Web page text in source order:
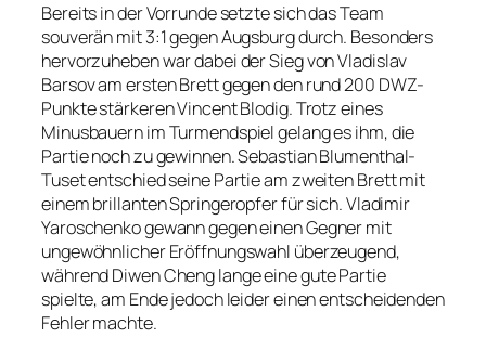
Bereits in der Vorrunde setzte sich das Team
souverän mit 3:1 gegen Augsburg durch. Besonders
hervorzuheben war dabei der Sieg von Vladislav
Barsov am ersten Brett gegen den rund 200 DWZ-
Punkte stärkeren Vincent Blodig. Trotz eines
Minusbauern im Turmendspiel gelang es ihm, die
Partie noch zu gewinnen. Sebastian Blumenthal-
Tuset entschied seine Partie am zweiten Brett mit
einem brillanten Springeropfer für sich. Vladimir
Yaroschenko gewann gegen einen Gegner mit
ungewöhnlicher Eröffnungswahl überzeugend,
während Diwen Cheng lange eine gute Partie
spielte, am Ende jedoch leider einen entscheidenden
Fehler machte.